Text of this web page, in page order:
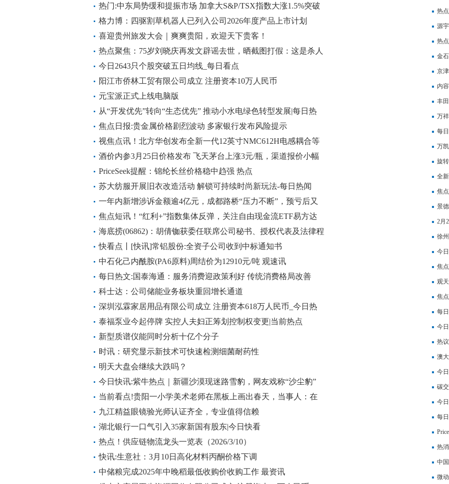
热门:中东局势缓和提振市场 加拿大S&P/TSX指数大涨1.5%突破
32400点
格力博：四驱割草机器人已列入公司2026年度产品上市计划
喜迎贵州旅发大会｜爽爽贵阳，欢迎天下贵客！
热点聚焦：75岁刘晓庆再发文辟谣去世，晒截图打假：这是杀人
预告吗？这么想我死啊，“本是同根生，相煎何太急”
今日2643只个股突破五日均线_每日看点
阳江市侨林工贸有限公司成立 注册资本10万人民币
元宝派正式上线电脑版
从“开发优先”转向“生态优先” 推动小水电绿色转型发展|每日热
议
焦点日报:贵金属价格剧烈波动 多家银行发布风险提示
视焦点讯！北方华创发布全新一代12英寸NMC612H电感耦合等
离子体（ICP）刻蚀设备
酒价内参3月25日价格发布 飞天茅台上涨3元/瓶，渠道报价小幅
抬升-动态
PriceSeek提醒：锦纶长丝价格稳中趋强 热点
苏大纺服开展旧衣改造活动 解锁可持续时尚新玩法-每日热闻
一年内新增涉诉金额逾4亿元，成都路桥“压力不断”，预亏后又
遭合作方单方面终止合同 微资讯
焦点短讯！“红利+”指数集体反弹，关注自由现金流ETF易方达
(159222)、价值ETF易方达(159263)投资价值
海底捞(06862)：胡倩铷获委任联席公司秘书、授权代表及法律程
序文件代理人
快看点丨[快讯]常铝股份:全资子公司收到中标通知书
中石化己内酰胺(PA6原料)周结价为12910元/吨 观速讯
每日热文:国泰海通：服务消费迎政策利好 传统消费格局改善
科士达：公司储能业务板块重回增长通道
深圳泓霖家居用品有限公司成立 注册资本618万人民币_今日热
搜
泰福泵业今起停牌 实控人夫妇正筹划控制权变更|当前热点
新型质谱仪能同时分析十亿个分子
时讯：研究显示新技术可快速检测细菌耐药性
明天大盘会继续大跌吗？
今日快讯:紫牛热点｜新疆沙漠现迷路雪豹，网友戏称“沙尘豹”
当前看点!贵阳一小学美术老师在黑板上画出春天，当事人：在
自家客厅装黑板勤加练习
九江精益眼镜验光师认证齐全，专业值得信赖
湖北银行一口气引入35家新国有股东|今日快看
热点！供应链物流龙头一览表（2026/3/10）
快讯:生意社：3月10日高化材料丙酮价格下调
中储粮完成2025年中晚稻最低收购价收购工作 最资讯
热
万
源
万
热
金
京
内
丰
态
万
用-
每
上
万
科
公
旋
器
全
感-
焦
景
2月
份
徐
焦
今
焦
观
累
焦
每
路
今
车
热
澳
今
今
食
碳
今
度
每
7.8
热
成
中
备
微